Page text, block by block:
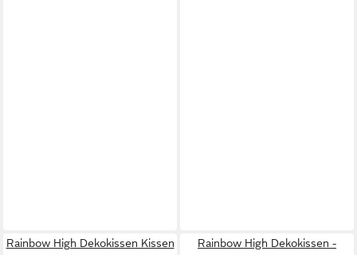
Rainbow High Dekokissen Kissen
Rainbow High Dekokissen -